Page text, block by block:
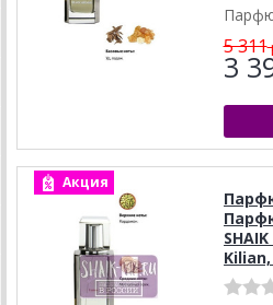
5 311
3
Акция